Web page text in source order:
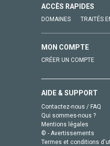
ACCÈS RAPIDES
DOMAINES TRAITÉS
MON COMPTE
CRÉER UN COMPTE
AIDE & SUPPORT
Contactez-nous / FAQ
Qui sommes-nous ?
Mentions légales
© - Avertissements
Termes et conditions